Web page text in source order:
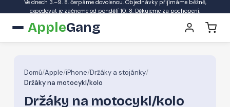
Ve dnech 3.–9. 8. čerpáme dovolenou. Objednávky přijímáme běžně,
expedovat je začneme od pondělí 10. 8. Děkujeme za pochopení.
AppleGang
Domů/Apple/iPhone/Držáky a stojánky/
Držáky na motocykl/kolo
Držáky na motocykl/kolo